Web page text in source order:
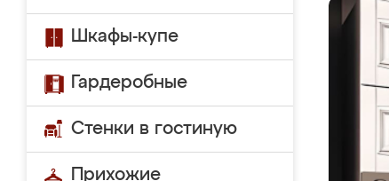
Шкафы-купе
Гардеробные
Стенки в гостиную
Прихожие